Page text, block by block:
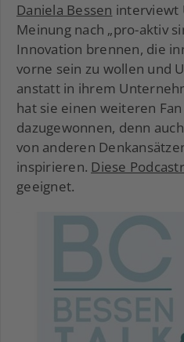
Daniela Bessen interviewt
Meinung nach „pro-aktiv
Innovation brennen, die
vorne sein zu wollen und
anstatt in ihrem
hat sie einen weiteren
dazugewonnen, denn
von anderen
inspirieren. Diese
geeignet.